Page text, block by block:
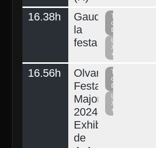
Ahir
16.38h
Gaudeix
la
festa
Televisió
del
Berguedà
La
Xarxa
+
16.56h
Olvan,
Festa
Major
2024.
Exhibició
de
Televisió
del
Berguedà
La
Xarxa
+